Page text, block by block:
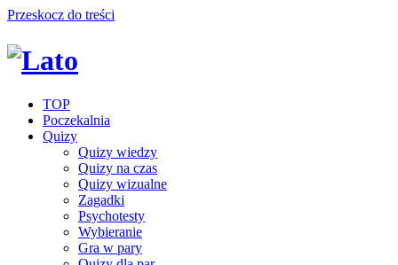
Przeskocz do treści
TOP
Poczekalnia
Quizy
Quizy wiedzy
Quizy na czas
Quizy wizualne
Zagadki
Psychotesty
Wybieranie
Gra w pary